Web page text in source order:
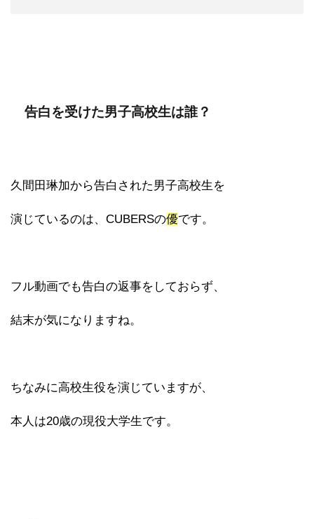
告白を受けた男子高校生は誰？
久間田琳加から告白された男子高校生を
演じているのは、CUBERSの優です。
フル動画でも告白の返事をしておらず、
結末が気になりますね。
ちなみに高校生役を演じていますが、
本人は20歳の現役大学生です。